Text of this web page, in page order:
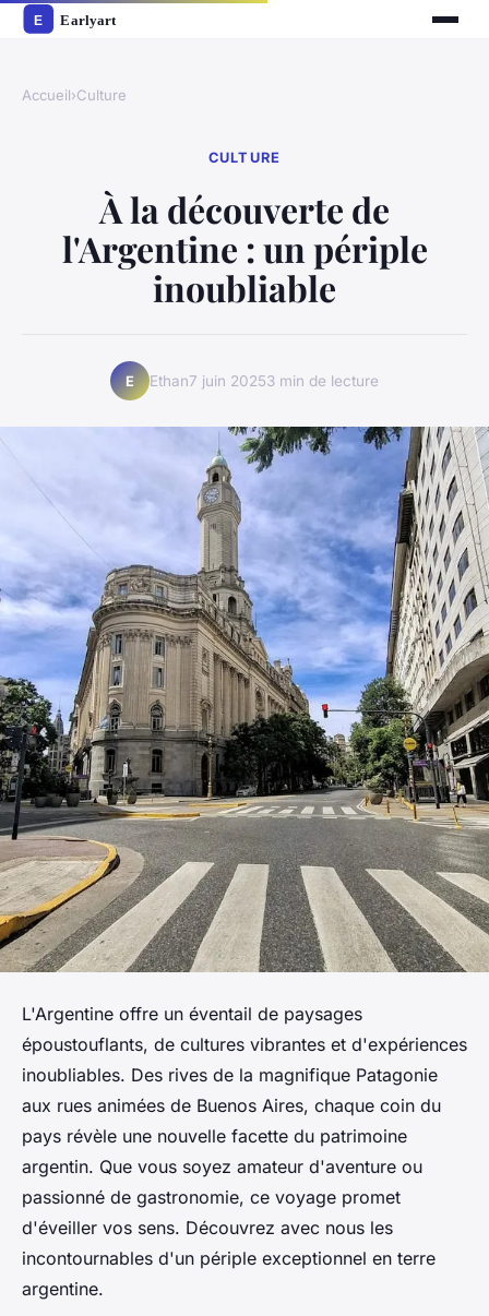
Accueil›Culture
CULTURE
À la découverte de
l'Argentine : un périple
inoubliable
E Ethan7 juin 20253 min de lecture
L'Argentine offre un éventail de paysages
époustouflants, de cultures vibrantes et d'expériences
inoubliables. Des rives de la magnifique Patagonie
aux rues animées de Buenos Aires, chaque coin du
pays révèle une nouvelle facette du patrimoine
argentin. Que vous soyez amateur d'aventure ou
passionné de gastronomie, ce voyage promet
d'éveiller vos sens. Découvrez avec nous les
incontournables d'un périple exceptionnel en terre
argentine.